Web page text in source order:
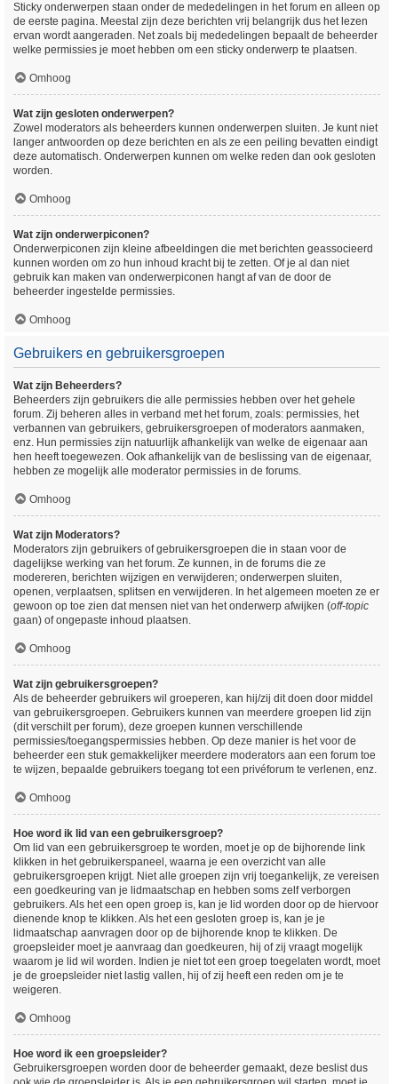
Sticky onderwerpen staan onder de mededelingen in het forum en alleen op
de eerste pagina. Meestal zijn deze berichten vrij belangrijk dus het lezen
ervan wordt aangeraden. Net zoals bij mededelingen bepaalt de beheerder
welke permissies je moet hebben om een sticky onderwerp te plaatsen.
Omhoog
Wat zijn gesloten onderwerpen?
Zowel moderators als beheerders kunnen onderwerpen sluiten. Je kunt niet
langer antwoorden op deze berichten en als ze een peiling bevatten eindigt
deze automatisch. Onderwerpen kunnen om welke reden dan ook gesloten
worden.
Omhoog
Wat zijn onderwerpiconen?
Onderwerpiconen zijn kleine afbeeldingen die met berichten geassocieerd
kunnen worden om zo hun inhoud kracht bij te zetten. Of je al dan niet
gebruik kan maken van onderwerpiconen hangt af van de door de
beheerder ingestelde permissies.
Omhoog
Gebruikers en gebruikersgroepen
Wat zijn Beheerders?
Beheerders zijn gebruikers die alle permissies hebben over het gehele
forum. Zij beheren alles in verband met het forum, zoals: permissies, het
verbannen van gebruikers, gebruikersgroepen of moderators aanmaken,
enz. Hun permissies zijn natuurlijk afhankelijk van welke de eigenaar aan
hen heeft toegewezen. Ook afhankelijk van de beslissing van de eigenaar,
hebben ze mogelijk alle moderator permissies in de forums.
Omhoog
Wat zijn Moderators?
Moderators zijn gebruikers of gebruikersgroepen die in staan voor de
dagelijkse werking van het forum. Ze kunnen, in de forums die ze
modereren, berichten wijzigen en verwijderen; onderwerpen sluiten,
openen, verplaatsen, splitsen en verwijderen. In het algemeen moeten ze er
gewoon op toe zien dat mensen niet van het onderwerp afwijken (off-topic
gaan) of ongepaste inhoud plaatsen.
Omhoog
Wat zijn gebruikersgroepen?
Als de beheerder gebruikers wil groeperen, kan hij/zij dit doen door middel
van gebruikersgroepen. Gebruikers kunnen van meerdere groepen lid zijn
(dit verschilt per forum), deze groepen kunnen verschillende
permissies/toegangspermissies hebben. Op deze manier is het voor de
beheerder een stuk gemakkelijker meerdere moderators aan een forum toe
te wijzen, bepaalde gebruikers toegang tot een privéforum te verlenen, enz.
Omhoog
Hoe word ik lid van een gebruikersgroep?
Om lid van een gebruikersgroep te worden, moet je op de bijhorende link
klikken in het gebruikerspaneel, waarna je een overzicht van alle
gebruikersgroepen krijgt. Niet alle groepen zijn vrij toegankelijk, ze vereisen
een goedkeuring van je lidmaatschap en hebben soms zelf verborgen
gebruikers. Als het een open groep is, kan je lid worden door op de hiervoor
dienende knop te klikken. Als het een gesloten groep is, kan je je
lidmaatschap aanvragen door op de bijhorende knop te klikken. De
groepsleider moet je aanvraag dan goedkeuren, hij of zij vraagt mogelijk
waarom je lid wil worden. Indien je niet tot een groep toegelaten wordt, moet
je de groepsleider niet lastig vallen, hij of zij heeft een reden om je te
weigeren.
Omhoog
Hoe word ik een groepsleider?
Gebruikersgroepen worden door de beheerder gemaakt, deze beslist dus